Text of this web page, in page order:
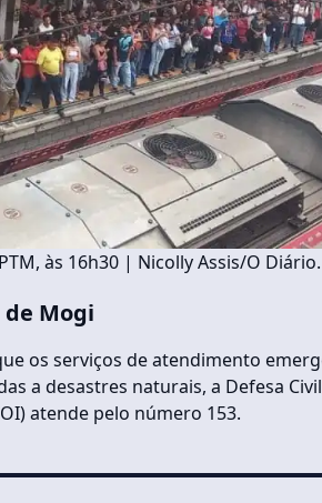
às 16h30 | Nicolly Assis/O Diário.
Mogi
os serviços de atendimento
a desastres naturais, a Defesa
atende pelo número 153.